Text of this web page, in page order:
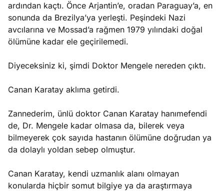
ardından kaçtı. Önce Arjantin’e, oradan Paraguay’a, en
sonunda da Brezilya’ya yerleşti. Peşindeki Nazi
avcılarına ve Mossad’a rağmen 1979 yılındaki doğal
ölümüne kadar ele geçirilemedi.
Diyeceksiniz ki, şimdi Doktor Mengele nereden çıktı.
Canan Karatay aklıma getirdi.
Zannederim, ünlü doktor Canan Karatay hanımefendi
de, Dr. Mengele kadar olmasa da, bilerek veya
bilmeyerek çok sayıda hastanın ölümüne doğrudan ya
da dolaylı yoldan sebep olmuştur.
Canan Karatay, kendi uzmanlık alanı olmayan
konularda hiçbir somut bilgiye ya da araştırmaya